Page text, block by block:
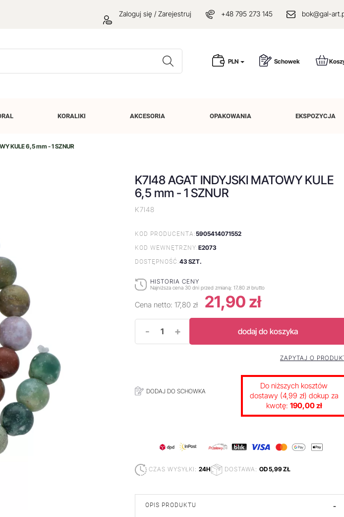
Zaloguj się / Zarejestruj +48 795 273 145 bok@gal-
Wyszukaj PLN Schowek
KORALIKI AKCESORIA OPAKOWANIA EKSPOZYCJA
KULE 6,5 mm - 1 SZNUR
K7I48 AGAT INDYJSKI MATOWY KULE
6,5 mm - 1 SZNUR
K7I48
KOD PRODUCENTA:5905414071552
KOD WEWNĘTRZNY:E2073
DOSTĘPNOŚĆ:43 SZT.
HISTORIA CENY
Najniższa cena 30 dni przed zmianą: 17,80 zł brutto
Cena netto: 17,80 zł 21,90 zł
- + dodaj do koszyka
DODAJ DO SCHOWKA
ZAPYTAJ O
Do niższych kosztów
dostawy (4,99 zł) dokup za
kwotę: 190,00 zł
CZAS WYSYŁKI: 24H DOSTAWA: OD 5,99 ZŁ
OPIS PRODUKTU -